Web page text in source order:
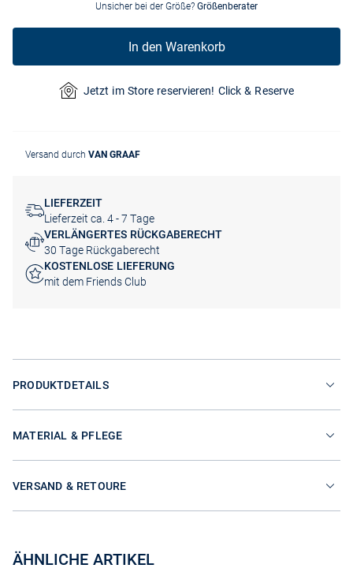
Unsicher bei der Größe? Größenberater
In den Warenkorb
Jetzt im Store reservieren! Click & Reserve
Versand durch VAN GRAAF
LIEFERZEIT
Lieferzeit ca. 4 - 7 Tage
VERLÄNGERTES RÜCKGABERECHT
30 Tage Rückgaberecht
KOSTENLOSE LIEFERUNG
mit dem Friends Club
PRODUKTDETAILS
MATERIAL & PFLEGE
VERSAND & RETOURE
ÄHNLICHE ARTIKEL